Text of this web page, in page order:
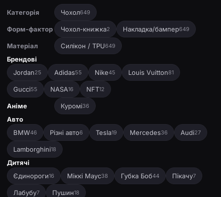
Категорія Чохол649
Форм-фактор Чохол-книжка2 Накладка/бампер649
Матеріал Силікон / TPU649
Брендові
Jordan25 Adidas55 Nike45 Louis Vuitton81
Gucci55 NASA16 NFT12
Аніме Куромі36
Авто
BMW46 Різні авто6 Tesla19 Mercedes36 Audi27
Lamborghini18
Дитячі
Єдинороги16 Міккі Маус38 Губка Боб44 Пікачу7
Лабубу7 Пушин18